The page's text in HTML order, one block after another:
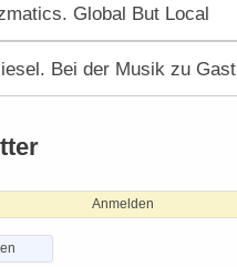
Global But Local
Bei der Musik zu Gast
Anmelden